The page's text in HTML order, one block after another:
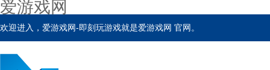
爱游戏网
欢迎进入，爱游戏网-即刻玩游戏就是爱游戏网 官网。